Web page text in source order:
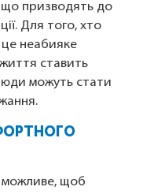
що призводять до
Для того, хто
це неабияке
ставить
можуть стати
можливе, щоб